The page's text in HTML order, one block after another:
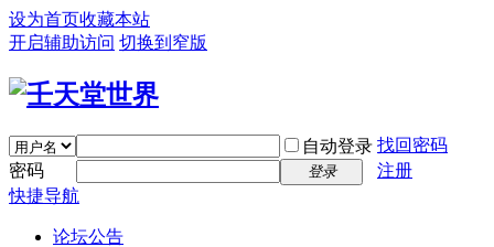
设为首页收藏本站
开启辅助访问 切换到窄版
自动登录 找回密码
密码
登录
注册
快捷导航
论坛公告